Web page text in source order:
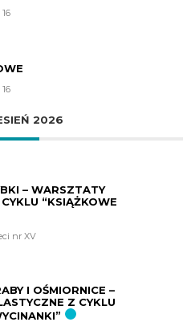
2026
– WARSZTATY
“KSIĄŻKOWE
nr XV
I OŚMIORNICE –
Z CYKLU